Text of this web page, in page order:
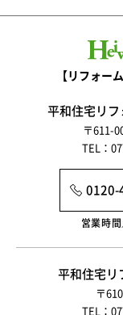
【リフォー
平和住宅リ
〒611-
TEL：
0120-
営業時
平和住宅リ
〒
TEL：